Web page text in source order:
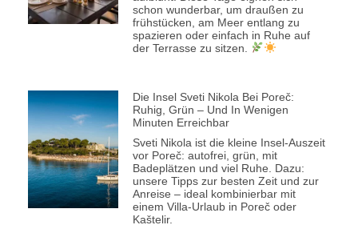
schon wunderbar, um draußen zu
frühstücken, am Meer entlang zu
spazieren oder einfach in Ruhe auf
der Terrasse zu sitzen.
Die Insel Sveti Nikola Bei Poreč:
Ruhig, Grün – Und In Wenigen
Minuten Erreichbar
Sveti Nikola ist die kleine Insel-Auszeit
vor Poreč: autofrei, grün, mit
Badeplätzen und viel Ruhe. Dazu:
unsere Tipps zur besten Zeit und zur
Anreise – ideal kombinierbar mit
einem Villa-Urlaub in Poreč oder
Kaštelir.